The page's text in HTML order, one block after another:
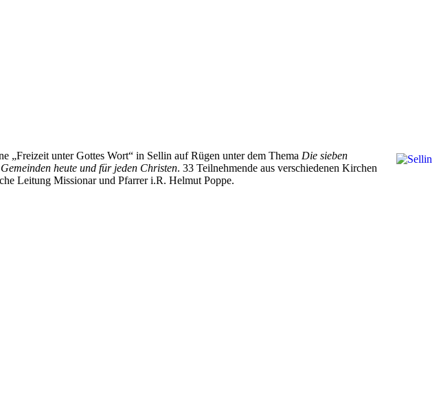
„Freizeit unter Gottes Wort“ in Sellin auf Rügen unter dem Thema Die sieben
heute und für jeden Christen. 33 Teilnehmende aus verschiedenen Kirchen
Leitung Missionar und Pfarrer i.R. Helmut Poppe.